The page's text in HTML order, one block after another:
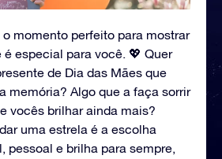
o momento perfeito para mostrar
especial para você. 💖 Quer
de Dia das Mães que
memória? Algo que a faça sorrir
vocês brilhar ainda mais?
uma estrela é a escolha
pessoal e brilha para sempre,